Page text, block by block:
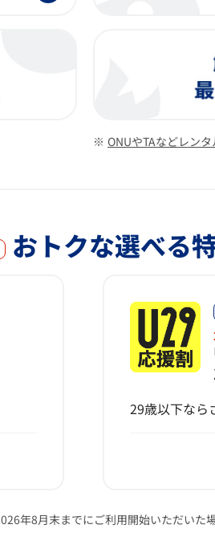
ONUやTAなどレン
おトクな選べる
29歳以下なら
年8月末までにご利用開始いただい